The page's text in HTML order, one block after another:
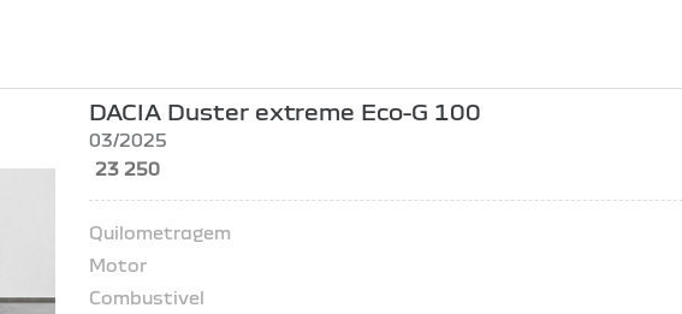
DACIA Duster extreme Eco-G 100
03/2025
23 250